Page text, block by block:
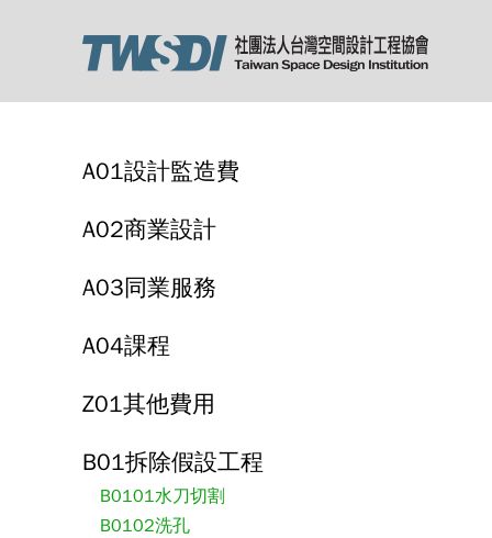
A01設計監造費
A02商業設計
A03同業服務
A04課程
Z01其他費用
B01拆除假設工程
B0101水刀切割
B0102洗孔